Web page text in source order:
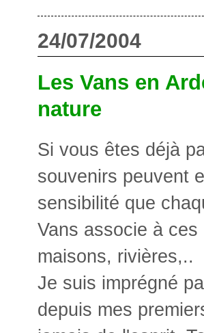
24/07/2004
Les Vans en
nature
Si vous êtes déjà
souvenirs peuvent
sensibilité que
Vans associe à
maisons, rivières,..
Je suis imprégné
depuis mes